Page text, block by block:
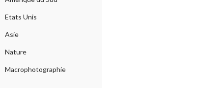
Etats Unis
Asie
Nature
Macrophotographie